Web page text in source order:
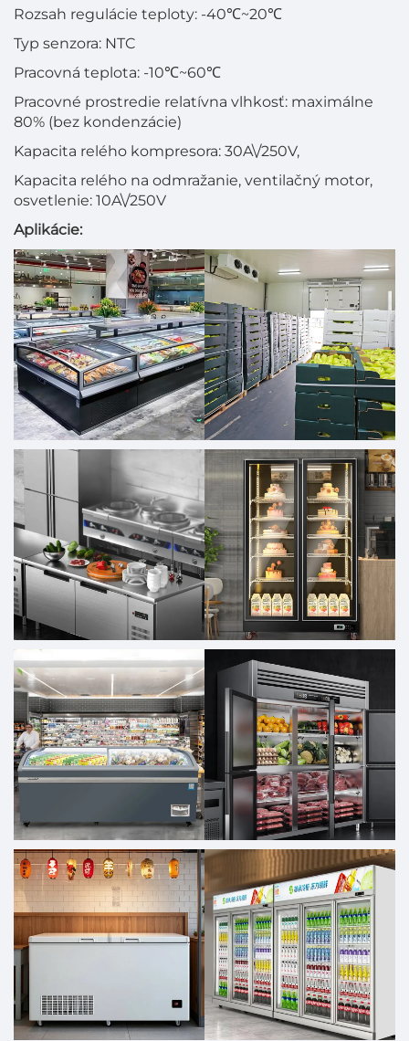
Rozsah regulácie teploty: -40℃~20℃
Typ senzora: NTC
Pracovná teplota: -10℃~60℃
Pracovné prostredie relatívna vlhkosť: maximálne
80% (bez kondenzácie)
Kapacita relého kompresora: 30A\/250V,
Kapacita relého na odmražanie, ventilačný motor,
osvetlenie: 10A\/250V
Aplikácie: